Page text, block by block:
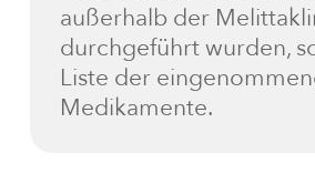
außerhalb der
durchgeführt wurden,
Liste der
Medikamente.